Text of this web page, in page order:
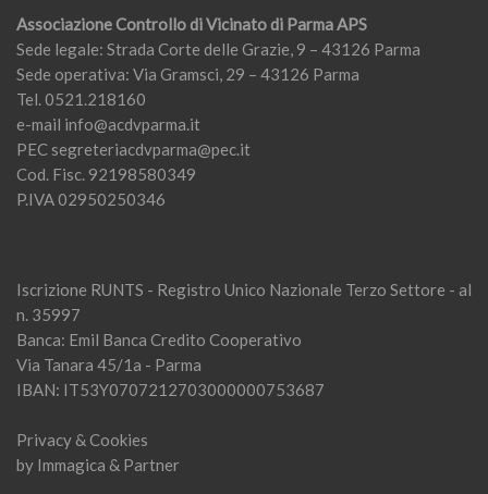
Associazione Controllo di Vicinato di Parma APS
Sede legale: Strada Corte delle Grazie, 9 – 43126 Parma
Sede operativa: Via Gramsci, 29 – 43126 Parma
Tel. 0521.218160
e-mail info@acdvparma.it
PEC segreteriacdvparma@pec.it
Cod. Fisc. 92198580349
P.IVA 02950250346
Iscrizione RUNTS - Registro Unico Nazionale Terzo Settore - al
n. 35997
Banca: Emil Banca Credito Cooperativo
Via Tanara 45/1a - Parma
IBAN: IT53Y0707212703000000753687
Privacy & Cookies
by Immagica & Partner